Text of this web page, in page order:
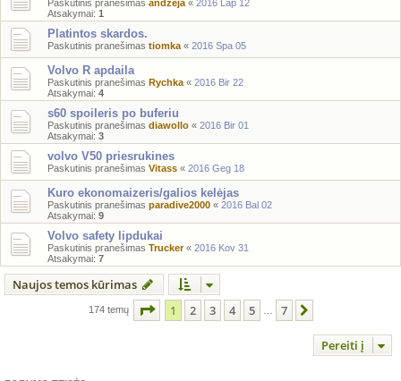
Paskutinis pranešimas andzeja « 2016 Lap 12
Atsakymai: 1
Platintos skardos.
Paskutinis pranešimas tiomka « 2016 Spa 05
Volvo R apdaila
Paskutinis pranešimas Rychka « 2016 Bir 22
Atsakymai: 4
s60 spoileris po buferiu
Paskutinis pranešimas diawollo « 2016 Bir 01
Atsakymai: 3
volvo V50 priesrukines
Paskutinis pranešimas Vitass « 2016 Geg 18
Kuro ekonomaizeris/galios kelėjas
Paskutinis pranešimas paradive2000 « 2016 Bal 02
Atsakymai: 9
Volvo safety lipdukai
Paskutinis pranešimas Trucker« 2016 Kov 31
Atsakymai: 7
Naujos temos kūrimas
174 temų Puslapis 1iš 7
1 2 3 4 5 7
Pereiti į